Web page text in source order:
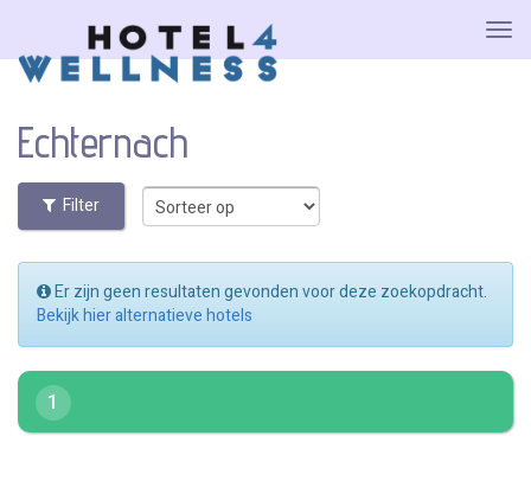
Echternach
Filter
Er zijn geen resultaten gevonden voor deze zoekopdracht.
Bekijk hier alternatieve hotels
1